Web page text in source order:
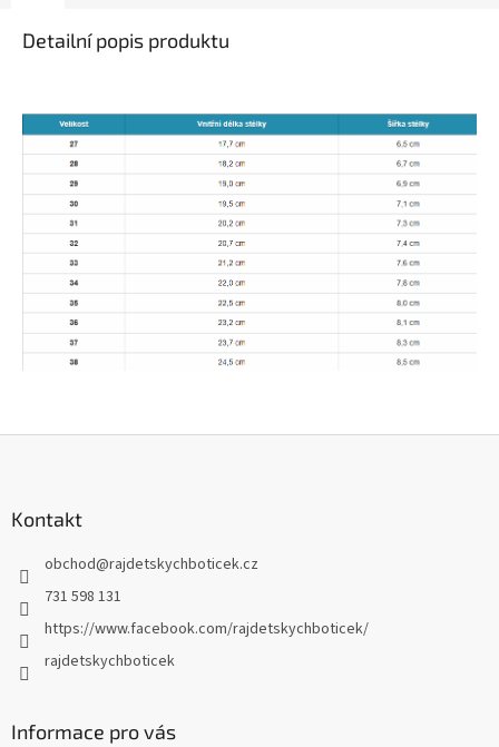
Detailní popis produktu
Kontakt
obchod@rajdetskychboticek.cz
731 598 131
https://www.facebook.com/rajdetskychboticek/
rajdetskychboticek
Informace pro vás